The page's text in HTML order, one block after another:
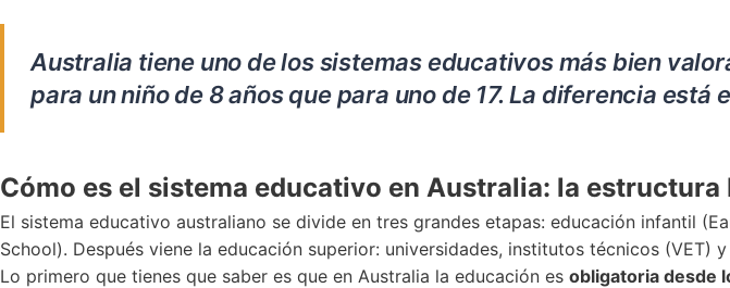
Australia tiene uno de los sistemas educativos más bien
para un niño de 8 años que para uno de 17. La diferencia está
Cómo es el sistema educativo en Australia: la estructura
El sistema educativo australiano se divide en tres grandes etapas: educación infantil
School). Después viene la educación superior: universidades, institutos técnicos (VET)
Lo primero que tienes que saber es que en Australia la educación es obligatoria desde